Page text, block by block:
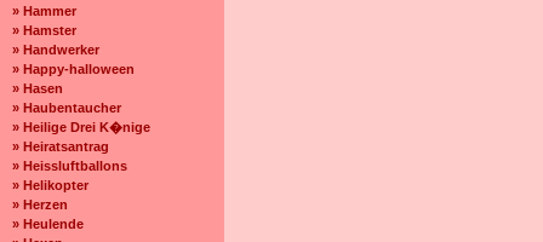
» Hammer
» Hamster
» Handwerker
» Happy-halloween
» Hasen
» Haubentaucher
» Heilige Drei K�nige
» Heiratsantrag
» Heissluftballons
» Helikopter
» Herzen
» Heulende